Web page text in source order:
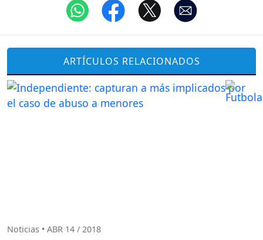
ARTÍCULOS RELACIONADOS
Noticias • ABR 14 / 2018